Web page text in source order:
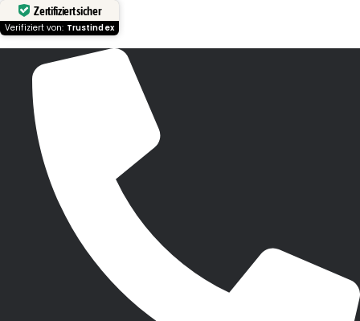
Zertifiziert sicher
Verifiziert von: Trustindex